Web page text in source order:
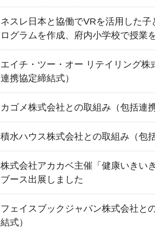
ネスレ日本と協働でVRを活用した
ログラムを作成、府内小学校で授業
エイチ・ツー・オー リテイリング株
連携協定締結式）
カゴメ株式会社との取組み（包括連
積水ハウス株式会社との取組み（包
株式会社アカカベ主催「健康いきい
ブース出展しました
フェイスブックジャパン株式会社と
結式）